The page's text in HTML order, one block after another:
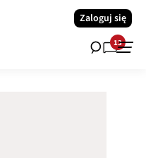
Zaloguj się
13